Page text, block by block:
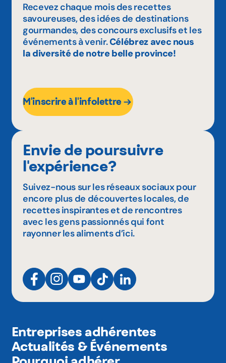
Recevez chaque mois des recettes
savoureuses, des idées de destinations
gourmandes, des concours exclusifs et les
événements à venir.Célébrez avec nous
la diversité de notre belle province!
M'inscrire à l'infolettre
Envie de poursuivre
l'expérience?
Suivez-nous sur les réseaux sociaux pour
encore plus de découvertes locales, de
recettes inspirantes et de rencontres
avec les gens passionnés qui font
rayonner les aliments d’ici.
Entreprises adhérentes
Actualités & Événements